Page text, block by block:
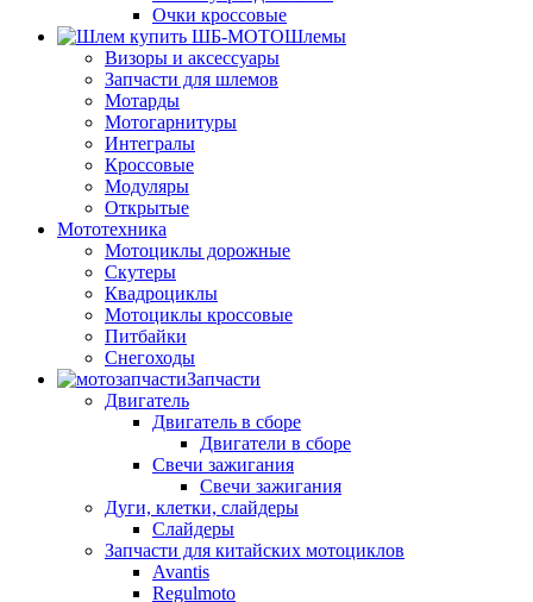
Очки кроссовые
Шлемы
Визоры и аксессуары
Запчасти для шлемов
Мотарды
Мотогарнитуры
Интегралы
Кроссовые
Модуляры
Открытые
Мототехника
Мотоциклы дорожные
Скутеры
Квадроциклы
Мотоциклы кроссовые
Питбайки
Снегоходы
Запчасти
Двигатель
Двигатель в сборе
Двигатели в сборе
Свечи зажигания
Свечи зажигания
Дуги, клетки, слайдеры
Слайдеры
Запчасти для китайских мотоциклов
Avantis
Regulmoto